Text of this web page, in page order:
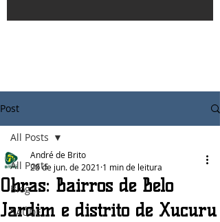
Post
All Posts
Blog
SAÚDE
All Posts
Obras: Bairros de Belo
Jardim e distrito de Xucuru
André de Brito
28 de jun. de 2021 1 min de leitura